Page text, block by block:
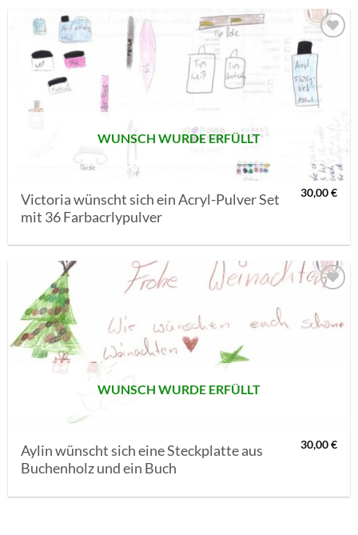
AUF MEINE
MERKLISTE
SETZEN
WUNSCH WURDE ERFÜLLT
Victoria wünscht sich ein Acryl-Pulver Set
mit 36 Farbacrlypulver
30,00€
MERKLISTE
SETZEN
WUNSCH WURDE ERFÜLLT
Aylin wünscht sich eine Steckplatte aus
Buchenholz und ein Buch
30,00€